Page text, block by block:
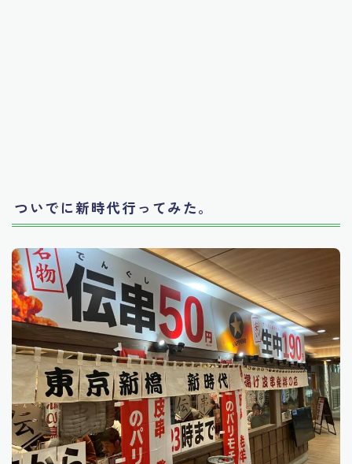
ついでに新時代行ってみた。